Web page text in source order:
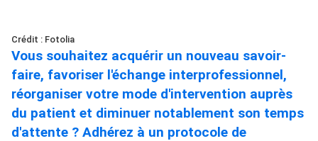
Crédit : Fotolia
Vous souhaitez acquérir un nouveau savoir-
faire, favoriser l'échange interprofessionnel,
réorganiser votre mode d'intervention auprès
du patient et diminuer notablement son temps
d'attente ? Adhérez à un protocole de